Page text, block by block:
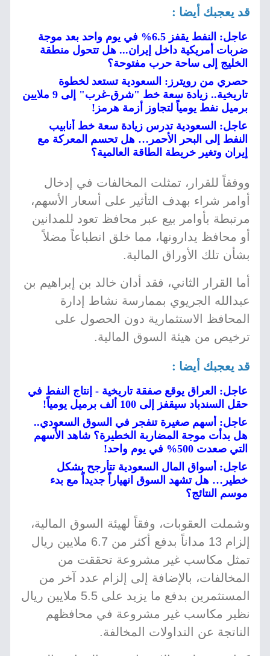
قد يعجبك أيضا :
عاجل: النفط يقفز 6.5% في يوم واحد بعد موجة
ضربات أمريكية داخل إيران... هل تتحول منطقة
الخليج إلى ساحة حرب مفتوحة؟
حصري من رويترز: السعودية تستعد لخطوة
تاريخية.. زيادة سعة خط "شرق-غرب" إلى 9 ملايين
برميل نفط يومياً لتجاوز أزمة هرمز!
عاجل: السعودية تدرس زيادة سعة خط أنابيب
النفط إلى البحر الأحمر… هل تحسم المعركة مع
إيران وتغير خريطة الطاقة العالمية؟
ووفقاً للقرار، تمثلت المخالفات في إدخال
أوامر شراء بهدف التأثير على أسعار الأسهم،
مرتبطة بأوامر بيع عبر محافظ تعود للمدانين
أو محافظ يدارونها، مما خلق انطباعاً مضلاً
بشأن تلك الأوراق المالية.
أما القرار الثاني، فقد أدان خالد بن إبراهيم بن
عبدالله الجريوي بممارسة نشاط إدارة
المحافظ الاستثمارية دون الحصول على
ترخيص من هيئة السوق المالية.
قد يعجبك أيضا :
عاجل: العراق يوقع صفقة تاريخية - إنتاج النفط في
حقل السندباد سيقفز إلى 100 ألف برميل يومياً!
عاجل: أسهم صغيرة تنفجر في السوق السعودي..
هل بدأت موجة المضاربة الخطيرة؟ شاهد الأسهم
التي صعدت 500% في يوم واحد!
عاجل: أسواق المال السعودية تتأرجح بشكل
خطير… هل تشهد السوق انهياراً جديداً مع بدء
موسم النتائج؟
وشملت العقوبات، وفقاً لهيئة السوق المالية،
إلزام 13 مداناً بدفع أكثر من 6.7 ملايين ريال
تمثل مكاسب غير مشروعة تحققت من
المخالفات، بالإضافة إلى إلزام عدد آخر من
المستثمرين بدفع ما يزيد على 5.5 ملايين ريال
نظير مكاسب غير مشروعة في محافظهم
الناتجة عن التداولات المخالفة.